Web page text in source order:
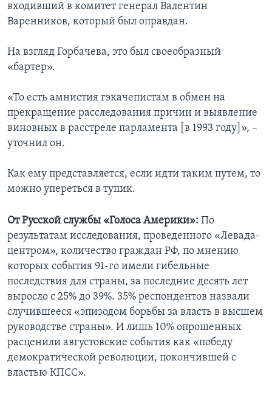
входивший в комитет генерал Валентин
Варенников, который был оправдан.
На взгляд Горбачева, это был своеобразный
«бартер».
«То есть амнистия гэкачепистам в обмен на
прекращение расследования причин и выявление
виновных в расстреле парламента [в 1993 году]», –
уточнил он.
Как ему представляется, если идти таким путем, то
можно упереться в тупик.
От Русской службы «Голоса Америки»: По
результатам исследования, проведенного «Левада-
центром», количество граждан РФ, по мнению
которых события 91-го имели гибельные
последствия для страны, за последние десять лет
выросло с 25% до 39%. 35% респондентов назвали
случившееся «эпизодом борьбы за власть в высшем
руководстве страны». И лишь 10% опрошенных
расценили августовские события как «победу
демократической революции, покончившей с
властью КПСС».